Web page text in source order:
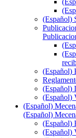
(Español)
(Español)
(Español)
(Español)
(Español)
(Español)
(Español)